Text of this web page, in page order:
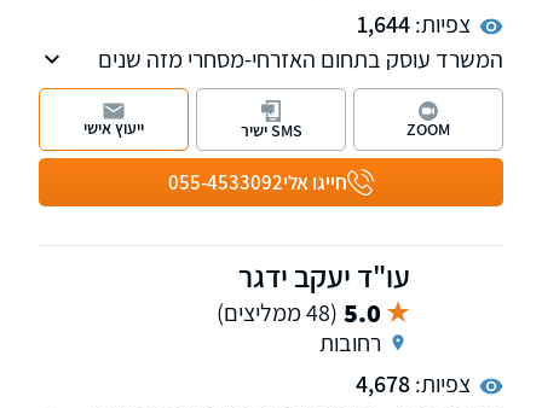
צפיות:1,644
המשרד עוסק בתחום האזרחי-מסחרי מזה שנים
רבות תוך התמקדות בתחום דיני המשפחה
והירושה, דיני חוזים, משפט מסחרי, מקרקעין
ועסקים, הוצאה לפועל וחדלות פירעון, נזקי גוף
חייגו אלי055-4533092
ZOOM SMS ישיר ייעוץ אישי
עו"ד יעקב ידגר
5.0 (48 ממליצים)
רחובות
צפיות:4,678